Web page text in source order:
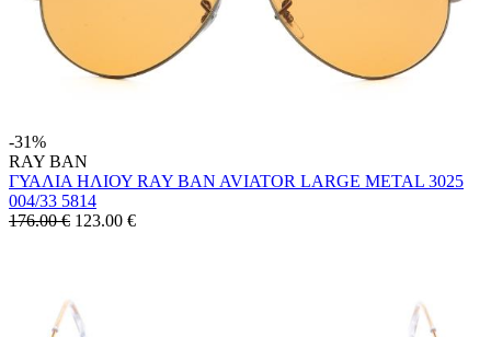
-31%
RAY BAN
ΓΥΑΛΙΑ ΗΛΙΟΥ RAY BAN AVIATOR LARGE METAL 3025
004/33 5814
176.00 € 123.00 €